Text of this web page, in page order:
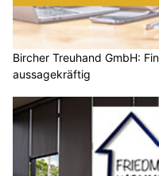
Bircher Treuhand GmbH:
aussagekräftig